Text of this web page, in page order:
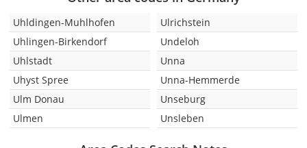
Uhldingen-Muhlhofen
Uhlingen-Birkendorf
Uhlstadt
Uhyst Spree
Ulm Donau
Ulmen
Ulrichstein
Undeloh
Unna
Unna-Hemmerde
Unseburg
Unsleben